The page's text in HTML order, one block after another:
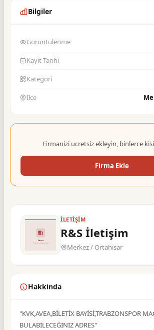
İLETIŞIM
R&S İletişim
Merkez / Ortahisar
Hakkinda
"KVK,AVEA,BİLETİX BAYİSİ,TRABZONSPOR
BULABİLECEĞİNİZ ADRES"
Bilgiler
Goruntulenme
Kayit Tarihi
Kategori
Ilce
Firmanizi ucretsiz ekleyin, binlerce
Firma Ekle